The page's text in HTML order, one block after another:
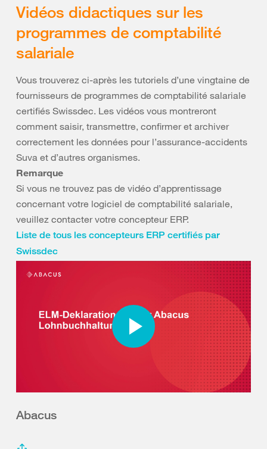
Vidéos didactiques sur les
programmes de comptabilité
salariale
Vous trouverez ci-après les tutoriels d’une vingtaine de
fournisseurs de programmes de comptabilité salariale
certifiés Swissdec. Les vidéos vous montreront
comment saisir, transmettre, confirmer et archiver
correctement les données pour l’assurance-accidents
Suva et d’autres organismes.
Remarque
Si vous ne trouvez pas de vidéo d’apprentissage
concernant votre logiciel de comptabilité salariale,
veuillez contacter votre concepteur ERP.
Liste de tous les concepteurs ERP certifiés par
Swissdec
Abacus